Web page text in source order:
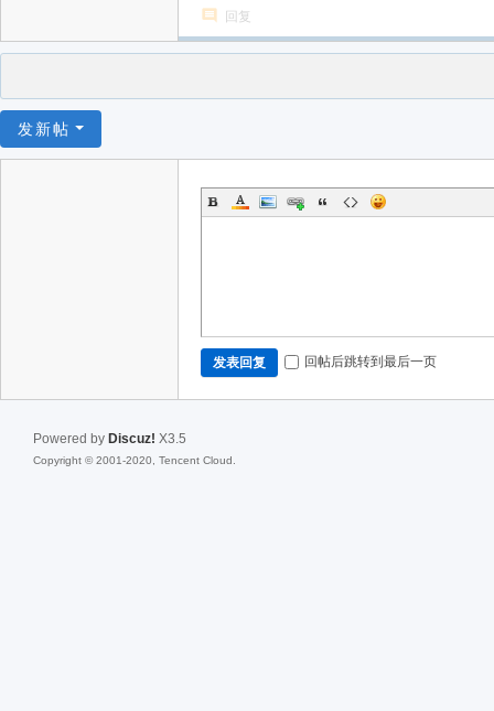
回复
发新帖
发表回复 回帖后跳转到最后一页
Powered by Discuz! X3.5
Copyright © 2001-2020, Tencent Cloud.